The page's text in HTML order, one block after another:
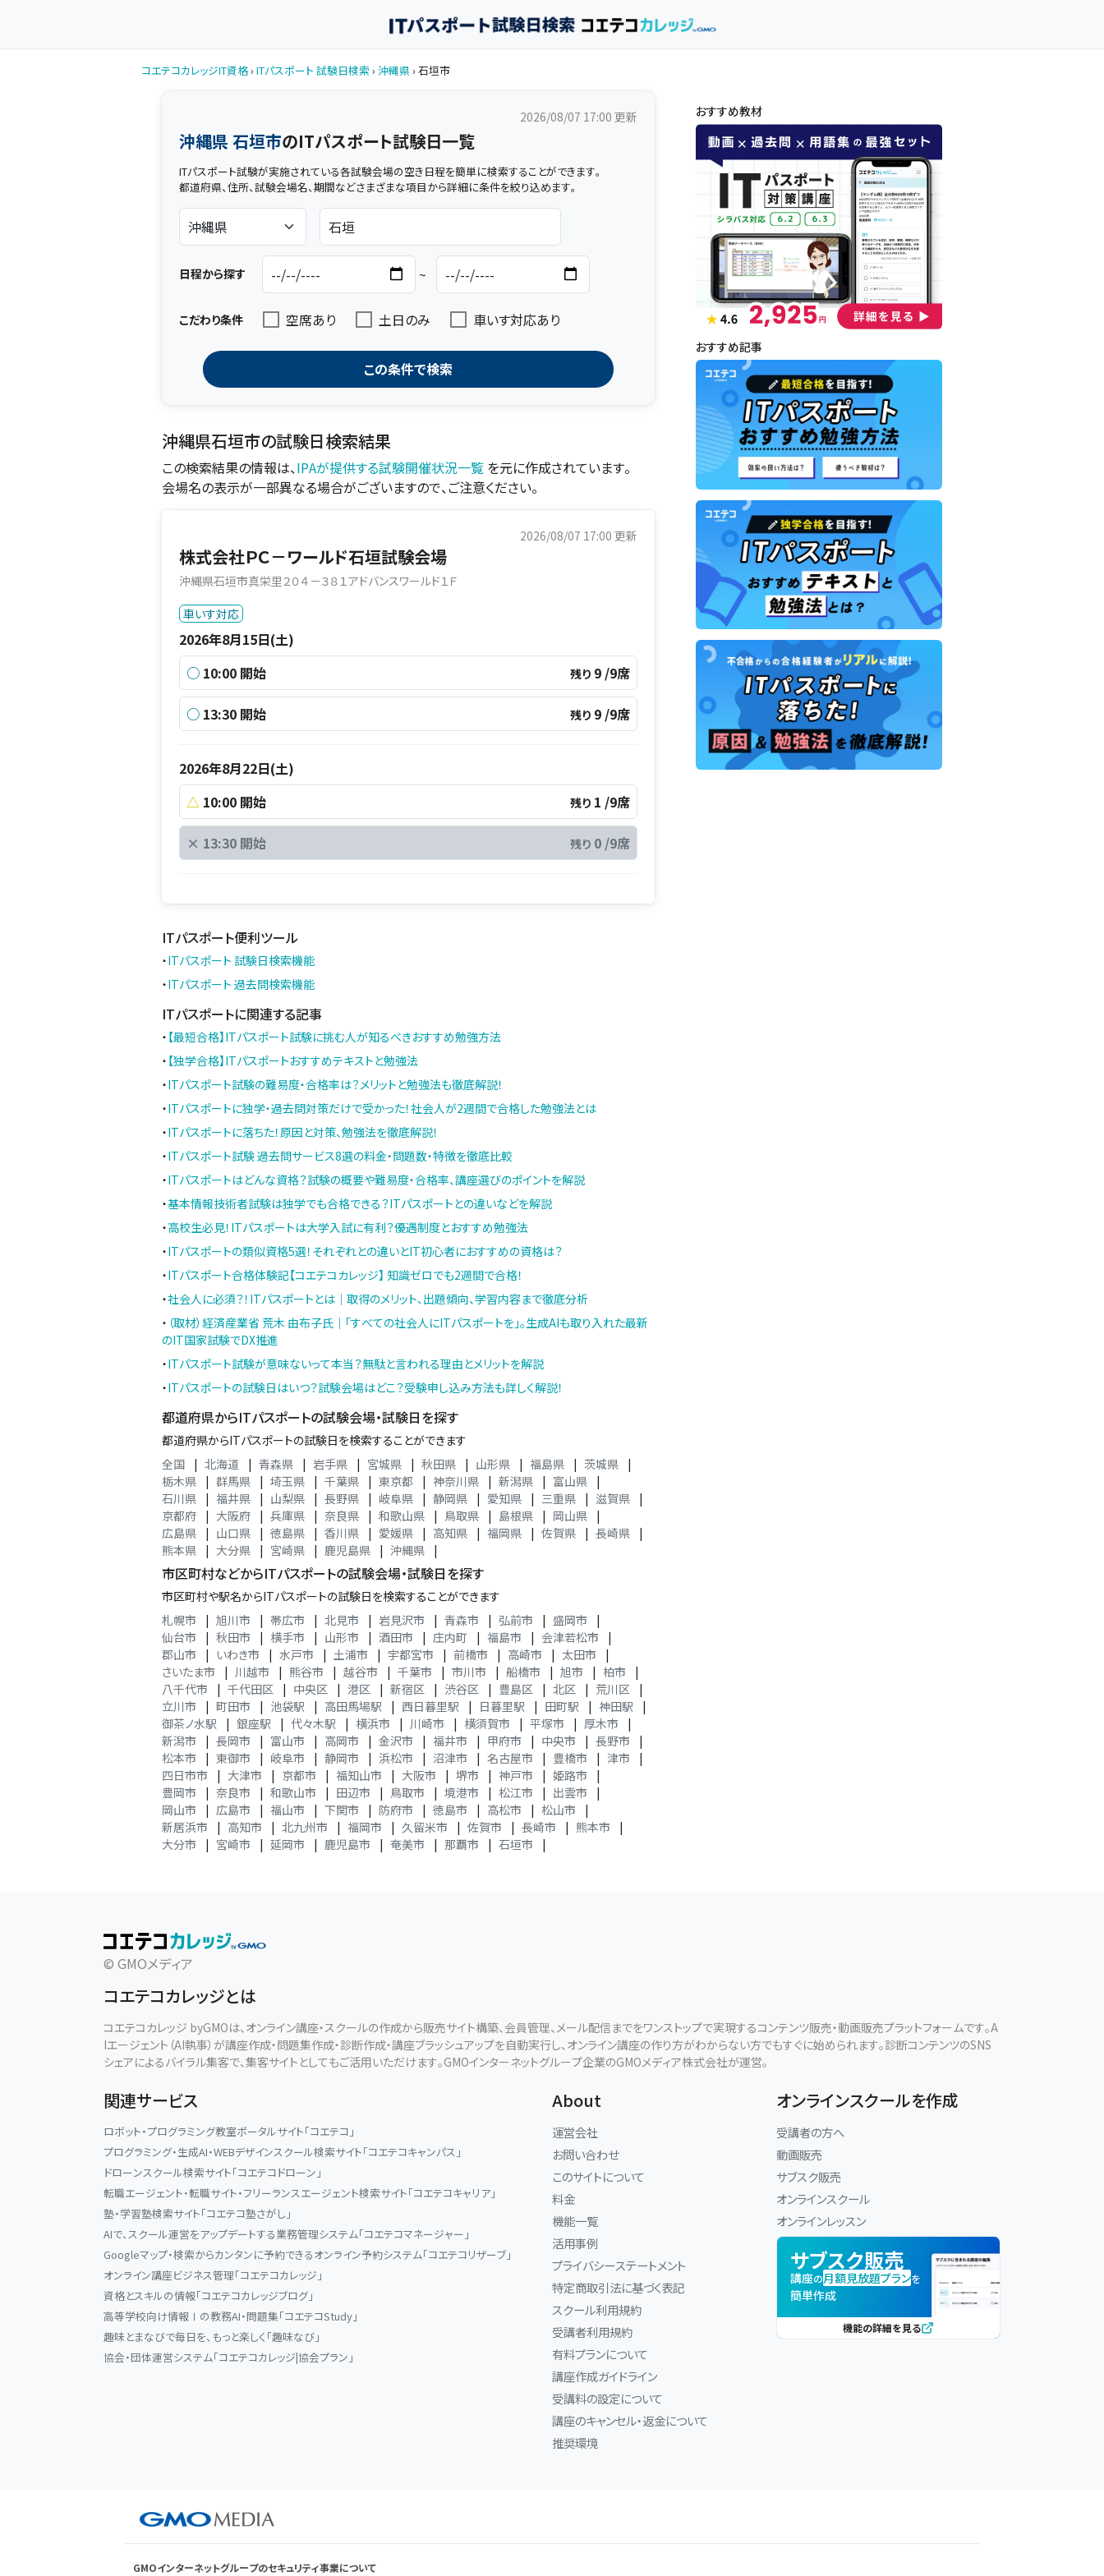
コエテコカレッジIT資格› ITパスポート 試験日検索 › 沖縄県 › 石垣市
2026/08/07 17:00 更新
沖縄県 石垣市のITパスポート試験日一覧
ITパスポート試験が実施されている各試験会場の空き日程を簡単に検索することができます。
都道府県、住所、試験会場名、期間などさまざまな項目から詳細に条件を絞り込めます。
日程から探す ~
こだわり条件 空席あり 土日のみ 車いす対応あり
この条件で検索
沖縄県石垣市の試験日検索結果
この検索結果の情報は、IPAが提供する試験開催状況一覧 を元に作成されています。
会場名の表示が一部異なる場合がございますので、ご注意ください。
2026/08/07 17:00 更新
株式会社ＰＣ－ワールド石垣試験会場
沖縄県石垣市真栄里２０４－３８１アドバンスワールド１Ｆ
車いす対応
2026年8月15日(土)
○10:00 開始 残り 9 /9席
○13:30 開始 残り 9 /9席
2026年8月22日(土)
△ 10:00 開始 残り 1 /9席
× 13:30 開始 残り 0 /9席
ITパスポート便利ツール
・ITパスポート 試験日検索機能
・ITパスポート 過去問検索機能
ITパスポートに関連する記事
・ 【最短合格】ITパスポート試験に挑む人が知るべきおすすめ勉強方法
・ 【独学合格】ITパスポートおすすめテキストと勉強法
・ITパスポート試験の難易度・合格率は？メリットと勉強法も徹底解説！
・ITパスポートに独学・過去問対策だけで受かった！社会人が2週間で合格した勉強法とは
・ITパスポートに落ちた！原因と対策、勉強法を徹底解説！
・ITパスポート試験 過去問サービス8選の料金・問題数・特徴を徹底比較
・ITパスポートはどんな資格？試験の概要や難易度・合格率、講座選びのポイントを解説
・基本情報技術者試験は独学でも合格できる？ITパスポートとの違いなどを解説
・高校生必見！ITパスポートは大学入試に有利？優遇制度とおすすめ勉強法
・ITパスポートの類似資格5選！それぞれとの違いとIT初心者におすすめの資格は？
・ITパスポート合格体験記【コエテコカレッジ】 知識ゼロでも2週間で合格！
・社会人に必須？！ITパスポートとは｜取得のメリット、出題傾向、学習内容まで徹底分析
・ （取材）経済産業省 荒木 由布子氏｜「すべての社会人にITパスポートを」。生成AIも取り入れた最新
のIT国家試験でDX推進
・ITパスポート試験が意味ないって本当？無駄と言われる理由とメリットを解説
・ITパスポートの試験日はいつ？試験会場はどこ？受験申し込み方法も詳しく解説！
都道府県からITパスポートの試験会場・試験日を探す
都道府県からITパスポートの試験日を検索することができます
全国 | 北海道 | 青森県 | 岩手県 | 宮城県 | 秋田県 | 山形県 | 福島県 | 茨城県 |
栃木県 | 群馬県 | 埼玉県 | 千葉県 | 東京都 | 神奈川県 | 新潟県 | 富山県 |
石川県 | 福井県 | 山梨県 | 長野県 | 岐阜県 | 静岡県 | 愛知県 | 三重県 | 滋賀県 |
京都府 | 大阪府 | 兵庫県 | 奈良県 | 和歌山県 | 鳥取県 | 島根県 | 岡山県 |
広島県 | 山口県 | 徳島県 | 香川県 | 愛媛県 | 高知県 | 福岡県 | 佐賀県 | 長崎県 |
熊本県 | 大分県 | 宮崎県 | 鹿児島県 | 沖縄県 |
市区町村などからITパスポートの試験会場・試験日を探す
市区町村や駅名からITパスポートの試験日を検索することができます
札幌市
| 旭川市 | 帯広市 | 北見市 | 岩見沢市 | 青森市 | 弘前市 | 盛岡市
|
仙台市
| 秋田市 | 横手市 | 山形市 | 酒田市 | 庄内町 | 福島市 | 会津若松市
|
郡山市
| いわき市 | 水戸市 | 土浦市 | 宇都宮市 | 前橋市 | 高崎市 | 太田市
|
さいたま市
| 川越市 | 熊谷市 | 越谷市 | 千葉市 | 市川市 | 船橋市 | 旭市 | 柏市
|
八千代市
| 千代田区 | 中央区 | 港区 | 新宿区 | 渋谷区 | 豊島区 | 北区 | 荒川区 |
立川市
| 町田市 | 池袋駅 | 高田馬場駅 | 西日暮里駅 | 日暮里駅 | 田町駅 | 神田駅
|
御茶ノ水駅
| 銀座駅 | 代々木駅 | 横浜市 | 川崎市 | 横須賀市 | 平塚市 | 厚木市
|
新潟市
| 長岡市 | 富山市 | 高岡市 | 金沢市 | 福井市 | 甲府市 | 中央市 | 長野市
|
松本市
| 東御市 | 岐阜市 | 静岡市 | 浜松市 | 沼津市 | 名古屋市 | 豊橋市 | 津市
|
四日市市
| 大津市 | 京都市 | 福知山市 | 大阪市 | 堺市 | 神戸市 | 姫路市
|
豊岡市
| 奈良市 | 和歌山市 | 田辺市 | 鳥取市 | 境港市 | 松江市 | 出雲市
|
岡山市
| 広島市 | 福山市 | 下関市 | 防府市 | 徳島市 | 高松市 | 松山市
|
新居浜市
| 高知市 | 北九州市 | 福岡市 | 久留米市 | 佐賀市 | 長崎市 | 熊本市
|
大分市
| 宮崎市 | 延岡市 | 鹿児島市 | 奄美市 | 那覇市 | 石垣市 |
おすすめ教材
おすすめ記事
© GMOメディア
コエテコカレッジとは
コエテコカレッジ byGMOは、オンライン講座・スクールの作成から販売サイト構築、会員管理、メール配信までをワンストップで実現するコンテンツ販売・動画販売プラットフォームです。A
Iエージェント（AI執事）が講座作成・問題集作成・診断作成・講座ブラッシュアップを自動実行し、オンライン講座の作り方がわからない方でもすぐに始められます。診断コンテンツのSNS
シェアによるバイラル集客で、集客サイトとしてもご活用いただけます。GMOインターネットグループ企業のGMOメディア株式会社が運営。
関連サービス
ロボット・プログラミング教室ポータルサイト「コエテコ」
プログラミング・生成AI・WEBデザインスクール検索サイト「コエテコキャンパス」
ドローンスクール検索サイト「コエテコドローン」
転職エージェント・転職サイト・フリーランスエージェント検索サイト「コエテコキャリア」
塾・学習塾検索サイト「コエテコ塾さがし」
AIで、スクール運営をアップデートする業務管理システム「コエテコマネージャー」
Googleマップ・検索からカンタンに予約できるオンライン予約システム「コエテコリザーブ」
オンライン講座ビジネス管理「コエテコカレッジ」
資格とスキルの情報「コエテコカレッジブログ」
高等学校向け情報Ⅰの教務AI・問題集「コエテコStudy」
趣味とまなびで毎日を、もっと楽しく「趣味なび」
協会・団体運営システム「コエテコカレッジ|協会プラン」
About
運営会社
お問い合わせ
このサイトについて
料金
機能一覧
活用事例
プライバシーステートメント
特定商取引法に基づく表記
スクール利用規約
受講者利用規約
有料プランについて
講座作成ガイドライン
受講料の設定について
講座のキャンセル・返金について
推奨環境
オンラインスクールを作成
受講者の方へ
動画販売
サブスク販売
オンラインスクール
オンラインレッスン
サブスク販売
講座の月額見放題プランを
簡単作成
機能の詳細を見る
GMOインターネットグループのセキュリティ事業について